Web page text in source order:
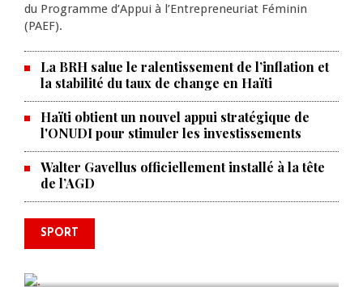
du Programme d’Appui à l’Entrepreneuriat Féminin
(PAEF).
La BRH salue le ralentissement de l’inflation et
la stabilité du taux de change en Haïti
Haïti obtient un nouvel appui stratégique de
l'ONUDI pour stimuler les investissements
Walter Gavellus officiellement installé à la tête
de l’AGD
SPORT
Le père de la légende argentine
Lionel Messi est décédé à 68 ans